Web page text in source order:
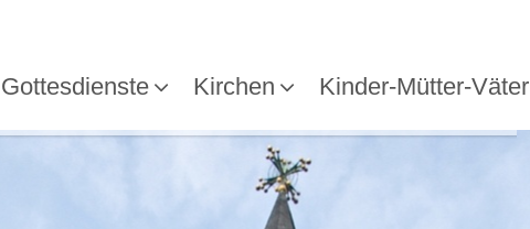
Gottesdienste Kirchen Kinder-Mütter-Väter